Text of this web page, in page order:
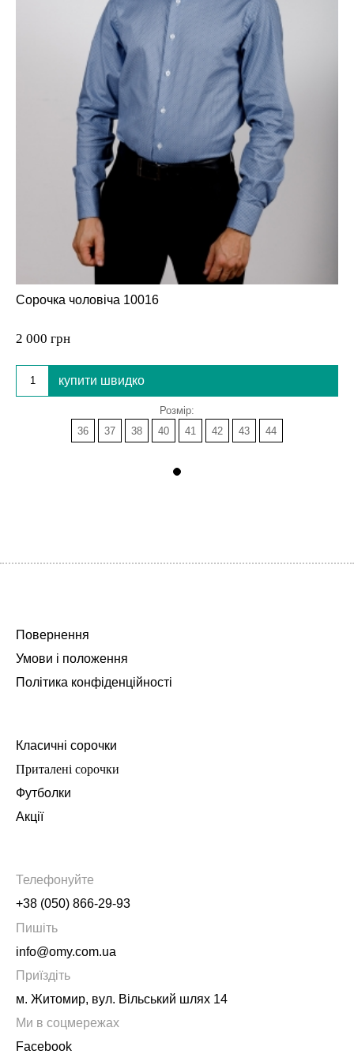
Сорочка чоловіча 10016
2 000 грн
купити швидко
Розмір:
36
37 38 40 41 42 43 44
Повернення
Умови і положення
Політика конфіденційності
Класичні сорочки
Приталені сорочки
Футболки
Акції
Телефонуйте
+38 (050) 866-29-93
Пишіть
info@omy.com.ua
Приїздіть
м. Житомир, вул. Вільський шлях 14
Ми в соцмережах
Facebook